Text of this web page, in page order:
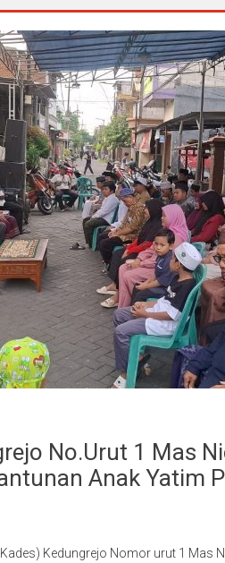
No.Urut 1 Mas
Anak Yatim
Kedungrejo Nomor urut 1 Mas